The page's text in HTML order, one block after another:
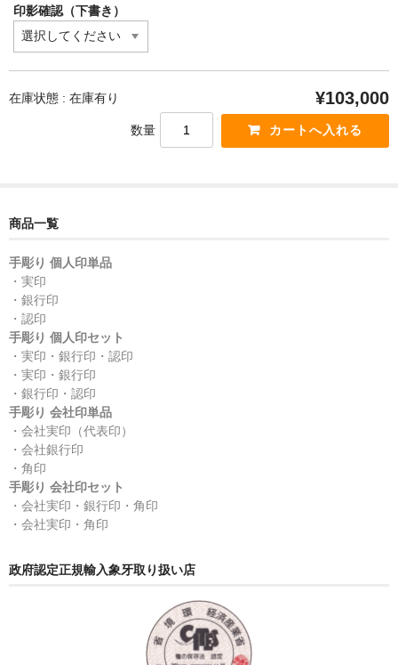
印影確認（下書き）
在庫状態 : 在庫有り ¥103,000
数量
商品一覧
手彫り 個人印単品
・実印
・銀行印
・認印
手彫り 個人印セット
・実印・銀行印・認印
・実印・銀行印
・銀行印・認印
手彫り 会社印単品
・会社実印（代表印）
・会社銀行印
・角印
手彫り 会社印セット
・会社実印・銀行印・角印
・会社実印・角印
政府認定正規輸入象牙取り扱い店